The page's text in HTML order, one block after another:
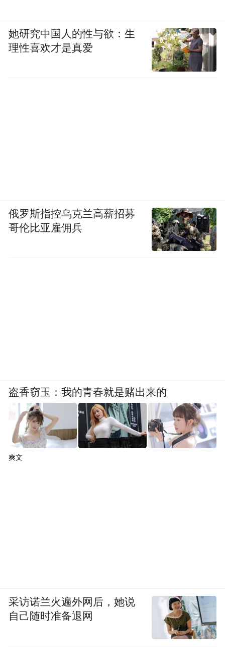
她研究中国人的性与欲：生
理性喜欢才是真爱
俄罗斯指控乌克兰高薪招募
哥伦比亚雇佣兵
盗香窃玉：我的青春就是赌出来的
爽文
采访诺兰火遍外网后，她说
自己随时准备退网